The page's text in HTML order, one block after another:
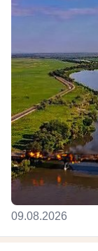
09.08.2026